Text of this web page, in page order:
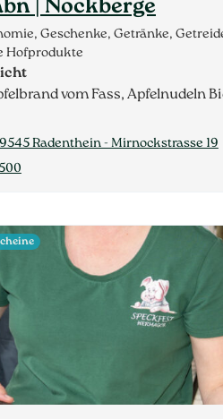
| Nockberge
Geschenke, Getränke,
Hofprodukte
vom Fass, Apfelnudeln
Radenthein - Mirnockstrasse 19